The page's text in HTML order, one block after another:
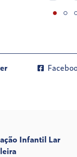
Infantil Lar